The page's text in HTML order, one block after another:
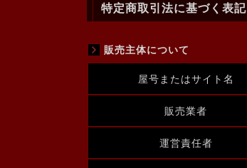
特定商取引法に基づく表記
販売主体について
屋号またはサイト名
販売業者
運営責任者